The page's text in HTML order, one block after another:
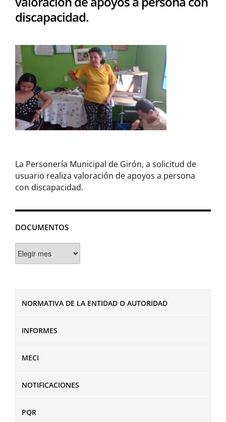
DOCUMENTOS
NORMATIVA DE LA ENTIDAD O AUTORIDAD
INFORMES
MECI
NOTIFICACIONES
PQR
discapacidad.
La Personería Municipal de Girón, a solicitud de
usuario realiza valoración de apoyos a persona
con discapacidad.